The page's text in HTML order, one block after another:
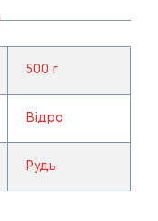
500 г
Відро
Рудь